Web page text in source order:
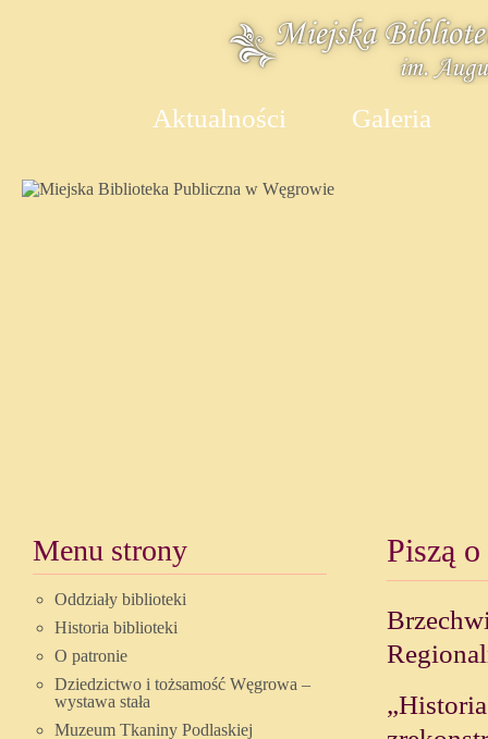
Aktualności Galeria
Menu strony
Oddziały biblioteki
Historia biblioteki
O patronie
Dziedzictwo i tożsamość Węgrowa –
wystawa stała
Muzeum Tkaniny Podlaskiej
Piszą o